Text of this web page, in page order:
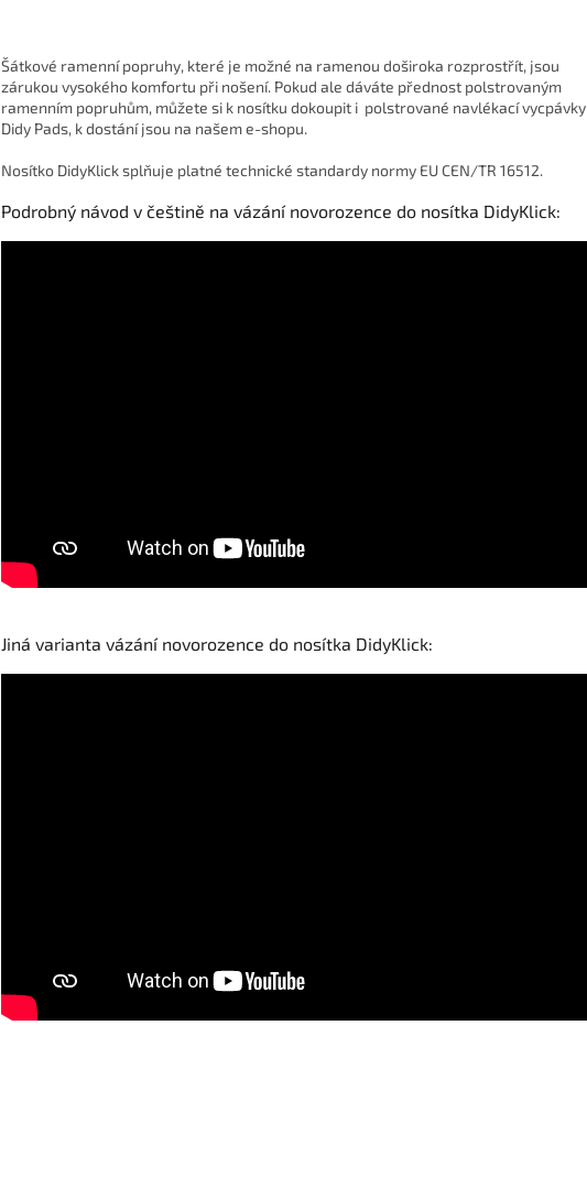
Šátkové ramenní popruhy, které je možné na ramenou doširoka rozprostřít, jsou
zárukou vysokého komfortu při nošení. Pokud ale dáváte přednost polstrovaným
ramenním popruhům, můžete si k nosítku dokoupit i polstrované navlékací vycpávky
Didy Pads, k dostání jsou na našem e-shopu.
Nosítko DidyKlick splňuje platné technické standardy normy EU CEN/TR 16512.
Podrobný návod v češtině na vázání novorozence do nosítka DidyKlick:
Jiná varianta vázání novorozence do nosítka DidyKlick: